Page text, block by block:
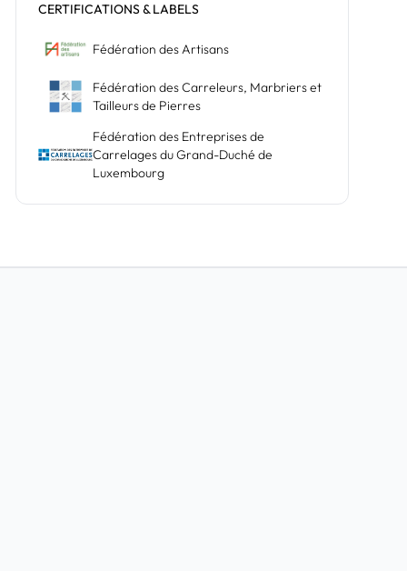
CERTIFICATIONS & LABELS
Fédération des Artisans
Fédération des Carreleurs, Marbriers et
Tailleurs de Pierres
Fédération des Entreprises de
Carrelages du Grand-Duché de
Luxembourg